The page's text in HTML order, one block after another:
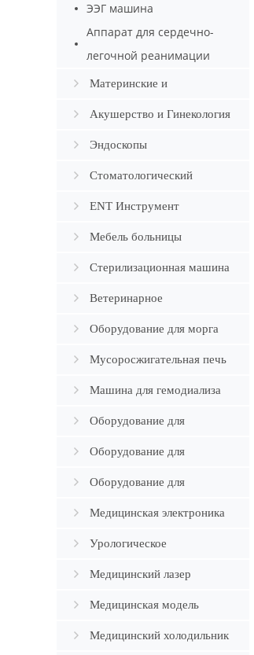
ЭЭГ машина
Аппарат для сердечно-
легочной реанимации
Материнские и
младенческие
Акушерство и Гинекология
Эндоскопы
Стоматологический
ENT Инструмент
Мебель больницы
Стерилизационная машина
Ветеринарное
оборудование
Оборудование для морга
Мусоросжигательная печь
Машина для гемодиализа
Оборудование для
ортопедии
Оборудование для
Андрологии
Оборудование для
патологии
Медицинская электроника
Урологическое
оборудование
Медицинский лазер
Медицинская модель
Медицинский холодильник